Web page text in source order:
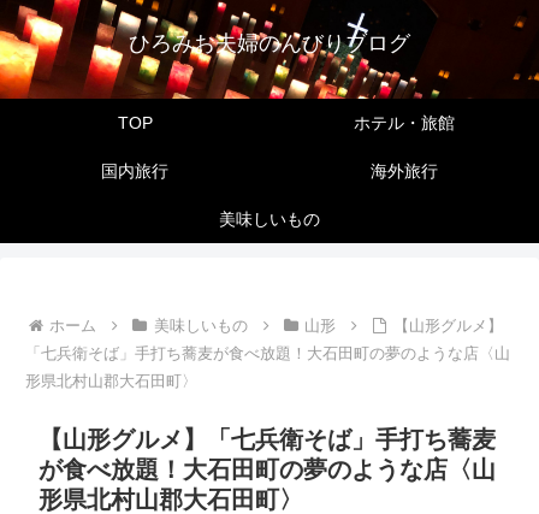
ひろみお夫婦のんびりブログ
TOP ホテル・旅館
国内旅行 海外旅行
美味しいもの
ホーム 美味しいもの 山形
【山形グルメ】
「七兵衛そば」手打ち蕎麦が食べ放題！大石田町の夢のような店〈山
形県北村山郡大石田町〉
【山形グルメ】「七兵衛そば」手打ち蕎麦
が食べ放題！大石田町の夢のような店〈山
形県北村山郡大石田町〉